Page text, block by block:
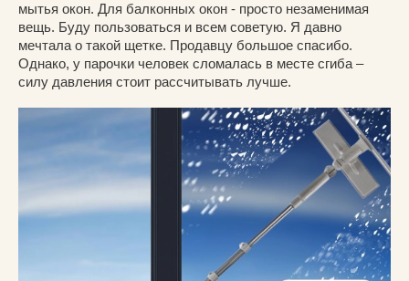
мытья окон. Для балконных окон - просто незаменимая
вещь. Буду пользоваться и всем советую. Я давно
мечтала о такой щетке. Продавцу большое спасибо.
Однако, у парочки человек сломалась в месте сгиба –
силу давления стоит рассчитывать лучше.